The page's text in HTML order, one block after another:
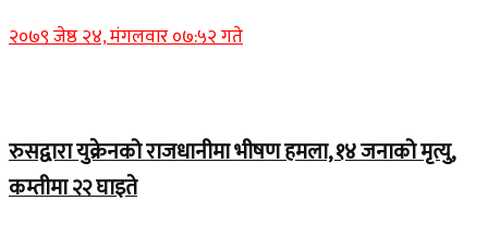
२०७९ जेष्ठ २४, मंगलवार ०७:५२ गते
रुसद्वारा युक्रेनको राजधानीमा भीषण हमला, १४ जनाको मृत्यु,
कम्तीमा २२ घाइते